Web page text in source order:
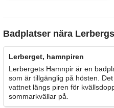
Badplatser nära
Lerberget, hamnpiren
Lerbergets Hamnpir är en
som är tillgänglig på hösten.
vattnet längs piren för
sommarkvällar på.